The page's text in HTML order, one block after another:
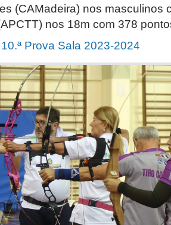
(CAMadeira) nos masculinos
nos 18m com 378
Prova Sala 2023-2024